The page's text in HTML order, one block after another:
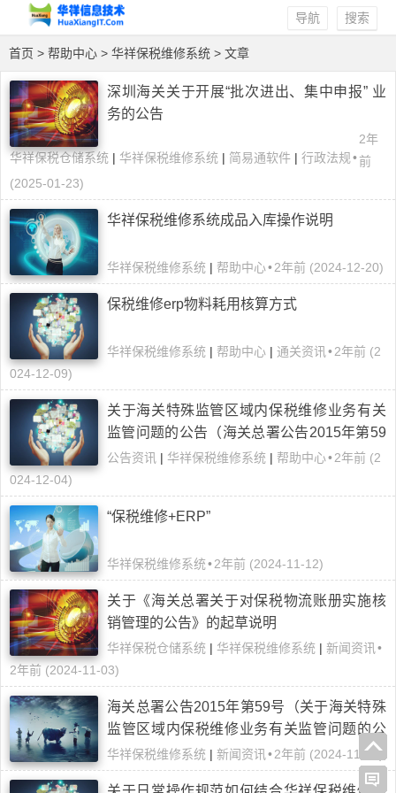
搜索
导航
首页 > 帮助中心 > 华祥保税维修系统 > 文章
深圳海关关于开展“批次进出、集中申报” 业
务的公告
华祥保税仓储系统 | 华祥保税维修系统 | 简易通软件 | 行政法规•
2年
前
(2025-01-23)
华祥保税维修系统成品入库操作说明
华祥保税维修系统 | 帮助中心•2年前 (2024-12-20)
保税维修erp物料耗用核算方式
华祥保税维修系统 | 帮助中心 | 通关资讯 •2年前 (2
024-12-09)
关于海关特殊监管区域内保税维修业务有关
监管问题的公告（海关总署公告2015年第59
号）
公告资讯 | 华祥保税维修系统 | 帮助中心•2年前 (2
024-12-04)
“保税维修+ERP”
华祥保税维修系统•2年前 (2024-11-12)
关于《海关总署关于对保税物流账册实施核
销管理的公告》的起草说明
华祥保税仓储系统 | 华祥保税维修系统 | 新闻资讯 •
2年前 (2024-11-03)
海关总署公告2015年第59号（关于海关特殊
监管区域内保税维修业务有关监管问题的公
告）
华祥保税维修系统 | 新闻资讯 •2年前 (2024-11-03)